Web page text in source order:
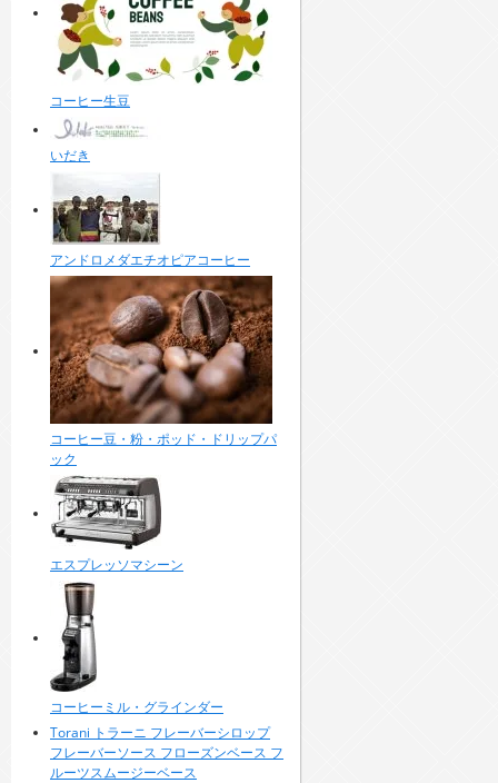
コーヒー生豆
いだき
アンドロメダエチオピアコーヒー
コーヒー豆・粉・ポッド・ドリップパ
ック
エスプレッソマシーン
コーヒーミル・グラインダー
Torani トラーニ フレーバーシロップ
フレーバーソース フローズンベース フ
ルーツスムージーベース